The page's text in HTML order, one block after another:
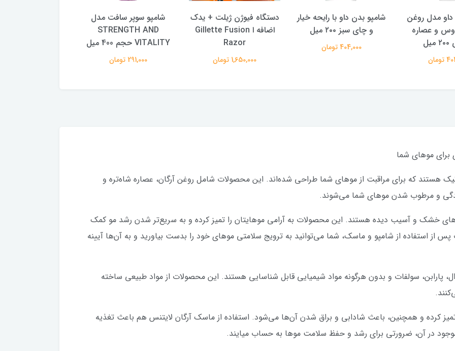
مدل روغن
و عصاره
شامپو بدن داو با رایحه خیار
و چای سبز ۲۰۰ میل
404,000 تومان
دستگاه فیوژن ژیلت + یدک
اضافه ا Gillette Fusion
Razor
1,650,000 تومان
شامپو سوپر سافت مدل
STRENGTH AND
VITALITY حجم 400 میل
291,000 تومان
برای موهای شما
هستند که برای مراقبت از موهای شما طراحی شده‌اند. این محصولات شامل روغن آرگان، عصاره شاه‌تره و
خشک و آسیب دیده هستند. این محصولات به آرامی موهایتان را تمیز کرده و به سریع‌تر شدن رشد مو کمک
از استفاده از شامپو و ماسک، شما می‌توانید به ترویج سلامتی موهای خود را بدست بیاورید و به آن‌ها آیینه
پارابن، سولفات و بدون هرگونه مواد شیمیایی قابل شناسایی هستند. این محصولات از مواد طبیعی ساخته
کرده و همچنین، باعث شادابی و براق شدن آن‌ها می‌شود. استفاده از ماسک آرگان لایتنس هم باعث تغذیه
در آن، ضرورتی برای رشد و حفظ سلامت موها به حساب میایند.